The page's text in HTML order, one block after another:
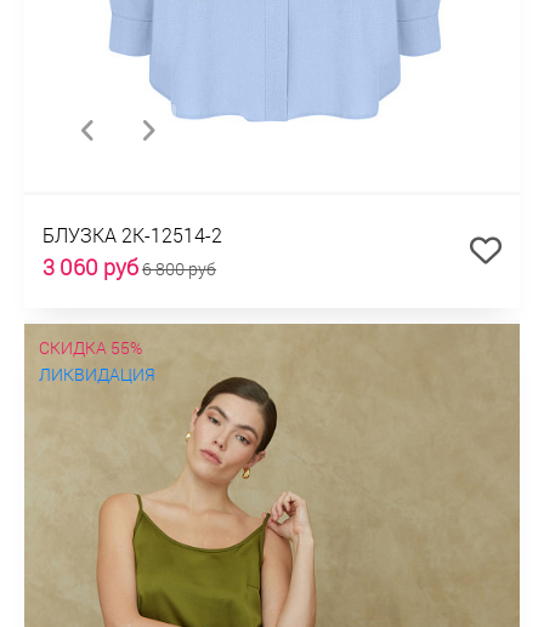
БЛУЗКА 2К-12514-2
3 060 руб6 800 руб
СКИДКА 55%
ЛИКВИДАЦИЯ